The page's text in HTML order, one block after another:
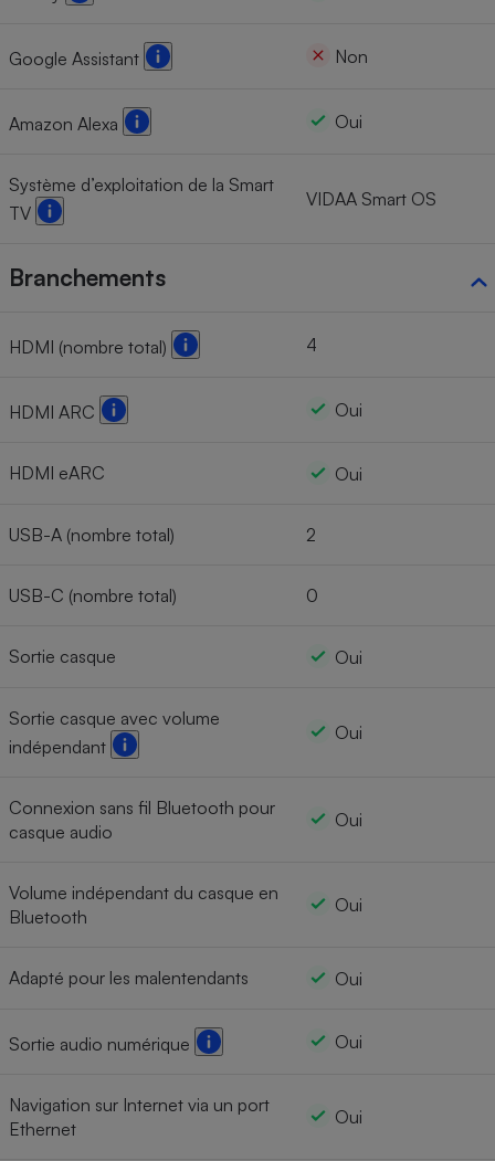
Google Assistant Non
Amazon Alexa Oui
Système d’exploitation de la Smart
TV
VIDAA Smart OS
Branchements
HDMI (nombre total) 4
HDMI ARC Oui
HDMI eARC Oui
USB-A (nombre total) 2
USB-C (nombre total) 0
Sortie casque Oui
Sortie casque avec volume
indépendant
Oui
Connexion sans fil Bluetooth pour
casque audio
Oui
Volume indépendant du casque en
Bluetooth
Oui
Adapté pour les malentendants Oui
Sortie audio numérique Oui
Navigation sur Internet via un port
Ethernet
Oui